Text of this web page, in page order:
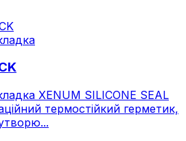
XENUM SILICONE SEAL
термостійкий герметик,